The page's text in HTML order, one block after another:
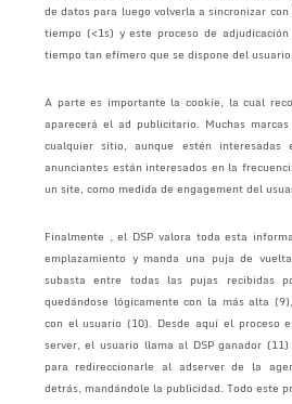
de datos para luego volverla a sincronizar con
tiempo (<1s) y este proceso de
tiempo tan efímero que se dispone del usuario.
A parte es importante la cookie, la cual
aparecerá el ad publicitario. Muchas
cualquier sitio, aunque estén
anunciantes están interesados en la
un site, como medida de engagement del
Finalmente , el DSP valora toda esta
emplazamiento y manda una puja de
subasta entre todas las pujas recibidas
quedándose lógicamente con la más alta
con el usuario (10). Desde aquí el proceso
server, el usuario llama al DSP ganador
para redireccionarle al adserver de la
detrás, mandándole la publicidad. Todo este